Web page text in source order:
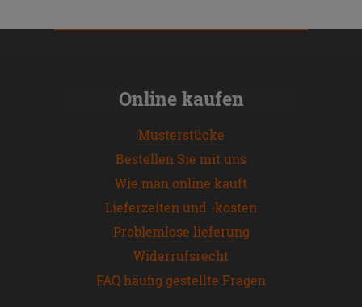
Online kaufen
Musterstücke
Bestellen Sie mit uns
Wie man online kauft
Lieferzeiten und -kosten
Problemlose lieferung
Widerrufsrecht
FAQ häufig gestellte Fragen